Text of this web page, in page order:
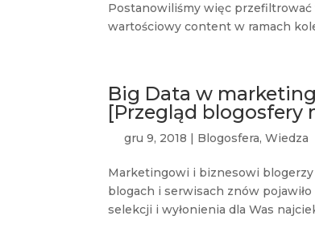
Postanowiliśmy więc
wartościowy content w ramach
Big Data w
[Przegląd blogosfery
gru 9, 2018 | Blogosfera,Wiedza
Marketingowi i biznesowi
blogach i serwisach znów
selekcji i wyłonienia dla Was